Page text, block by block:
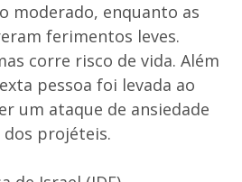
moderado, enquanto as
ferimentos leves.
corre risco de vida. Além
pessoa foi levada ao
um ataque de ansiedade
projéteis.